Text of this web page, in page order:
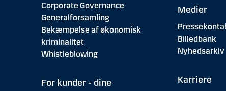
Corporate Governance
Generalforsamling
Bekæmpelse af økonomisk
kriminalitet
Whistleblowing
For kunder - dine
Medier
Billedbank
Nyhedsarkiv
Karriere